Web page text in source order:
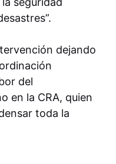
dejando
del
en la CRA, quien
toda la